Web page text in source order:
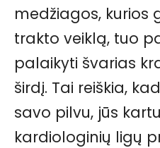
medžiagos, kurios
trakto veiklą, tuo
palaikyti švarias
širdį. Tai reiškia,
savo pilvu, jūs
kardiologinių ligų